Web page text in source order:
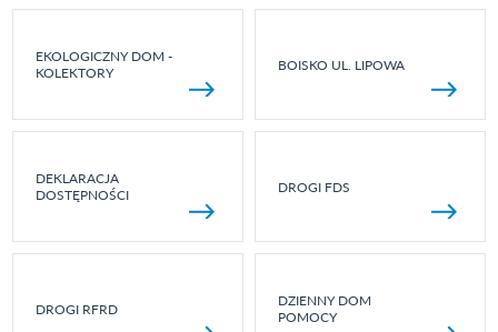
EKOLOGICZNY DOM -
KOLEKTORY
BOISKO UL. LIPOWA
DEKLARACJA
DOSTĘPNOŚCI
DROGI FDS
DROGI RFRD
DZIENNY DOM
POMOCY